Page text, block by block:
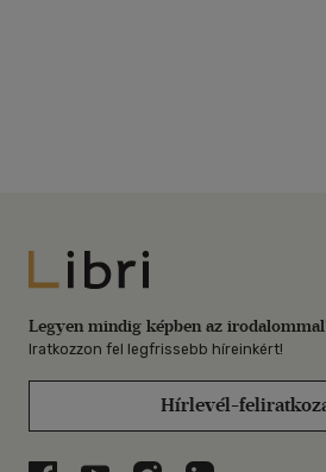
Libri
Legyen mindig képben az
Iratkozzon fel legfrissebb híreinkért!
Hírlevél-